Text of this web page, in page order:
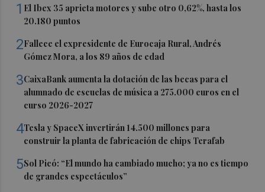
1 El Ibex 35 aprieta motores y sube otro 0,62%, hasta los
20.180 puntos
2Fallece el expresidente de Eurocaja Rural, Andrés
Gómez Mora, a los 89 años de edad
3CaixaBank aumenta la dotación de las becas para el
alumnado de escuelas de música a 275.000 euros en el
curso 2026-2027
4Tesla y SpaceX invertirán 14.500 millones para
construir la planta de fabricación de chips Terafab
5Sol Picó: “El mundo ha cambiado mucho; ya no es tiempo
de grandes espectáculos”